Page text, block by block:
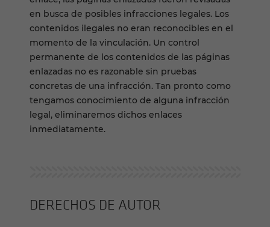
en busca de posibles infracciones legales. Los
contenidos ilegales no eran reconocibles en el
momento de la vinculación. Un control
permanente de los contenidos de las páginas
enlazadas no es razonable sin pruebas
concretas de una infracción. Tan pronto como
tengamos conocimiento de alguna infracción
legal, eliminaremos dichos enlaces
inmediatamente.
DERECHOS DE AUTOR